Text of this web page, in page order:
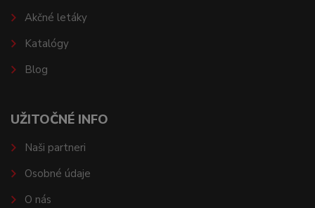
Akčné letáky
Katalógy
Blog
UŽITOČNÉ INFO
Naši partneri
Osobné údaje
O nás